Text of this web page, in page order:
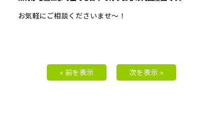
お気軽にご相談くださいませ～！
« 前を表示 次を表示 »